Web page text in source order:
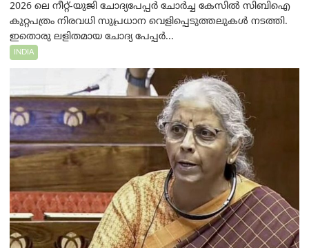
2026 ലെ നീറ്റ്-യുജി ചോദ്യപേപ്പർ ചോർച്ച കേസിൽ സിബിഐ
കുറ്റപത്രം നിരവധി സുപ്രധാന വെളിപ്പെടുത്തലുകൾ നടത്തി.
ഇതൊരു ലളിതമായ ചോദ്യ പേപ്പർ...
INDIA